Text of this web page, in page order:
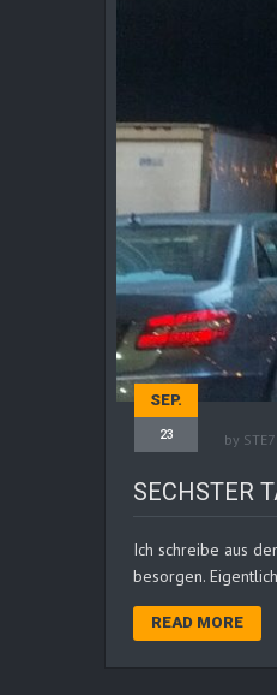
SEP.
23 by
SECHSTER
Ich schreibe aus
besorgen.
READ MORE